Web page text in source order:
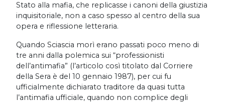
Stato alla mafia, che replicasse i canoni della giustizia
inquisitoriale, non a caso spesso al centro della sua
opera e riflessione letteraria.
Quando Sciascia morì erano passati poco meno di
tre anni dalla polemica sui “professionisti
dell’antimafia” (l’articolo così titolato dal Corriere
della Sera è del 10 gennaio 1987), per cui fu
ufficialmente dichiarato traditore da quasi tutta
l’antimafia ufficiale, quando non complice degli